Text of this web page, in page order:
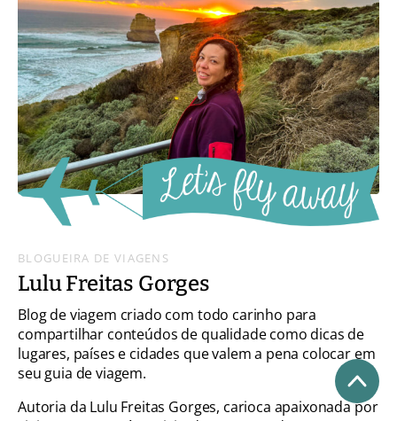
BLOGUEIRA DE VIAGENS
Lulu Freitas Gorges
Blog de viagem criado com todo carinho para
compartilhar conteúdos de qualidade como dicas de
lugares, países e cidades que valem a pena colocar em
seu guia de viagem.
Autoria da Lulu Freitas Gorges, carioca apaixonada por